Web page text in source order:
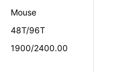
Mouse
48T/96T
1900/2400.00